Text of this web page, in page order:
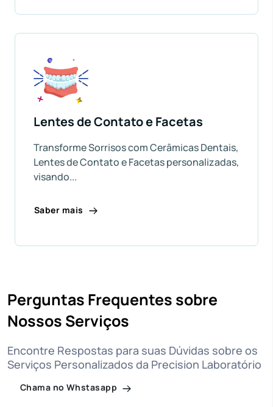
Lentes de Contato e Facetas
Transforme Sorrisos com Cerâmicas Dentais,
Lentes de Contato e Facetas personalizadas,
visando...
Saber mais
Perguntas Frequentes sobre
Nossos Serviços
Encontre Respostas para suas Dúvidas sobre os
Serviços Personalizados da Precision Laboratório
Chama no Whstasapp